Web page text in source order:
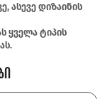
ასევე დიზაინის
ყველა ტიპის